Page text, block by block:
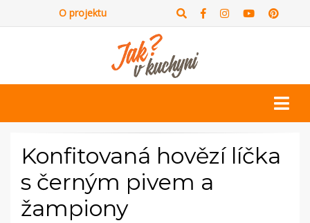
O projektu
Konfitovaná hovězí líčka
s černým pivem a
žampiony